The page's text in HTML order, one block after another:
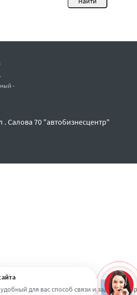
-
. Салова 70 "автобизнесцентр"
Наверх
для вас способ связи и задайте